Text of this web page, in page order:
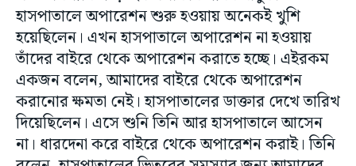
হাসপাতালে অপারেশন শুরু হওয়ায় অনেকই খুশি
হয়েছিলেন। এখন হাসপাতালে অপারেশন না হওয়ায়
তাঁদের বাইরে থেকে অপারেশন করাতে হচ্ছে। এইরকম
একজন বলেন, আমাদের বাইরে থেকে অপারেশন
করানোর ক্ষমতা নেই। হাসপাতালের ডাক্তার দেখে তারিখ
দিয়েছিলেন। এসে শুনি তিনি আর হাসপাতালে আসেন
না। ধারদেনা করে বাইরে থেকে অপারেশন করাই। তিনি